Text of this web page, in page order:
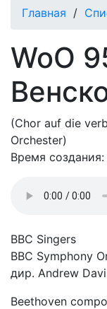
Главная /
WoO
(Chor auf die
Orchester)
Время создания:
BBC Singers
BBC Symphony
дир. Andrew
Beethoven